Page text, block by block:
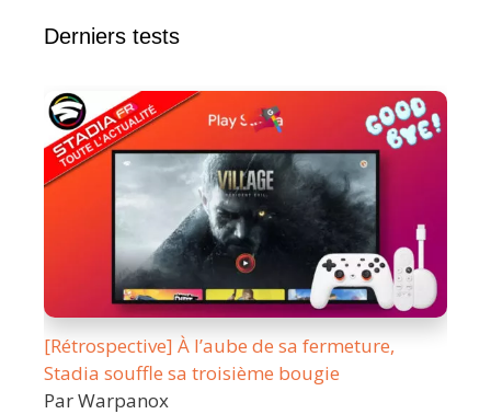
Derniers tests
[Rétrospective] À l’aube de sa fermeture,
Stadia souffle sa troisième bougie
Par Warpanox